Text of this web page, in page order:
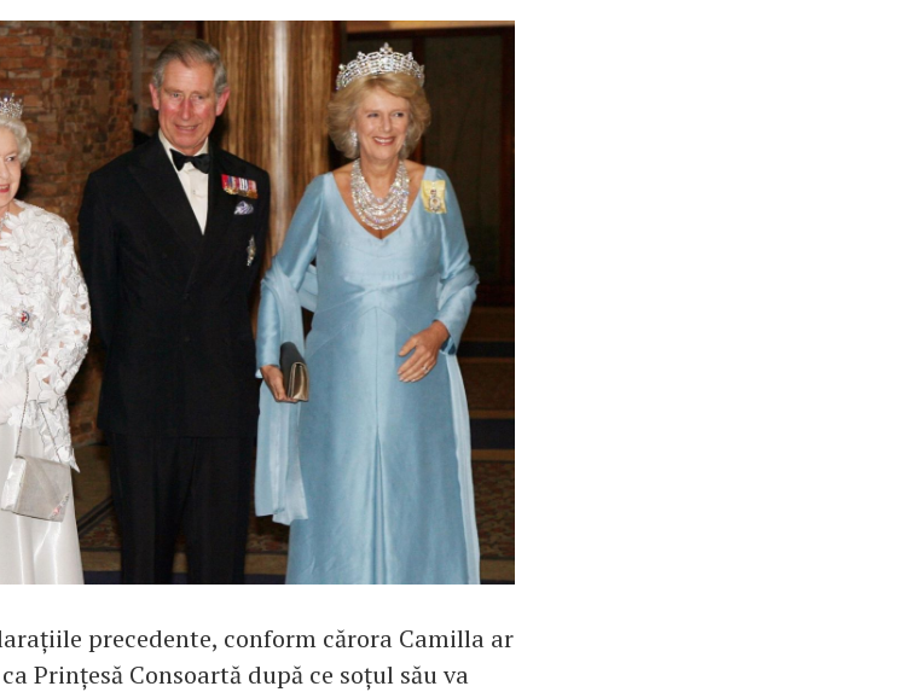
precedente, conform cărora Camilla ar
Prințesă Consoartă după ce soțul său va